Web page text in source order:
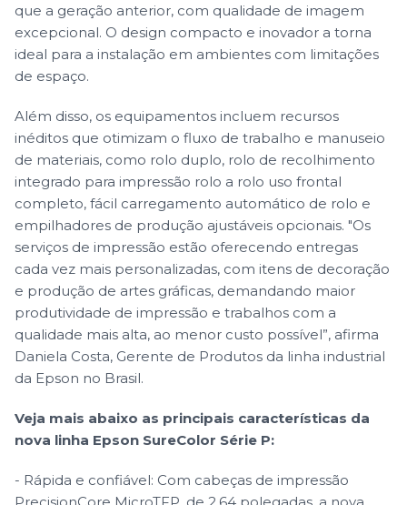
que a geração anterior, com qualidade de imagem
excepcional. O design compacto e inovador a torna
ideal para a instalação em ambientes com limitações
de espaço.
Além disso, os equipamentos incluem recursos
inéditos que otimizam o fluxo de trabalho e manuseio
de materiais, como rolo duplo, rolo de recolhimento
integrado para impressão rolo a rolo uso frontal
completo, fácil carregamento automático de rolo e
empilhadores de produção ajustáveis opcionais. "Os
serviços de impressão estão oferecendo entregas
cada vez mais personalizadas, com itens de decoração
e produção de artes gráficas, demandando maior
produtividade de impressão e trabalhos com a
qualidade mais alta, ao menor custo possível”, afirma
Daniela Costa, Gerente de Produtos da linha industrial
da Epson no Brasil.
Veja mais abaixo as principais características da
nova linha Epson SureColor Série P:
- Rápida e confiável: Com cabeças de impressão